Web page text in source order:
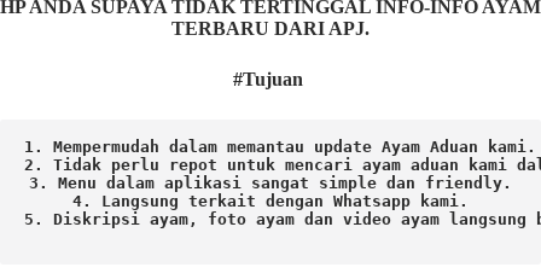
HP ANDA SUPAYA TIDAK TERTINGGAL INFO-INFO AYAM
TERBARU DARI APJ.
#Tujuan
1. Mempermudah dalam memantau update Ayam Aduan kami.
2. Tidak perlu repot untuk mencari ayam aduan kami
3. Menu dalam aplikasi sangat simple dan friendly.
4. Langsung terkait dengan Whatsapp kami.
5. Diskripsi ayam, foto ayam dan video ayam